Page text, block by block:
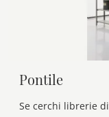
Pontile